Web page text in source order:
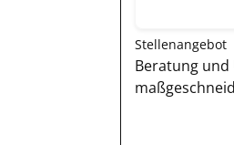
Stellenangebot
Beratung